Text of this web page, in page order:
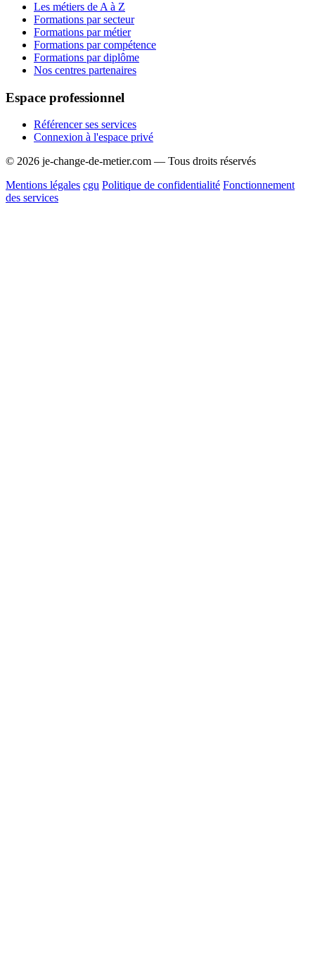
Les métiers de A à Z
Formations par secteur
Formations par métier
Formations par compétence
Formations par diplôme
Nos centres partenaires
Espace professionnel
Référencer ses services
Connexion à l'espace privé
© 2026 je-change-de-metier.com — Tous droits réservés
Mentions légales cgu Politique de confidentialité Fonctionnement
des services